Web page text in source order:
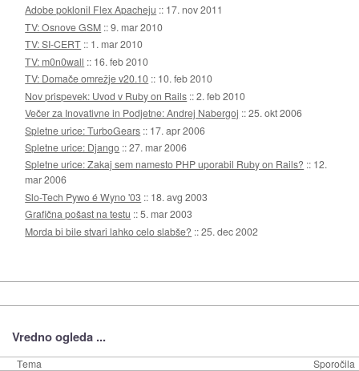
Adobe poklonil Flex Apacheju :: 17. nov 2011
TV: Osnove GSM ::9. mar 2010
TV: SI-CERT :: 1. mar 2010
TV: m0n0wall :: 16. feb 2010
TV: Domače omrežje v20.10 :: 10. feb 2010
Nov prispevek: Uvod v Ruby on Rails ::2. feb 2010
Večer za Inovativne in Podjetne: Andrej Nabergoj ::25. okt 2006
Spletne urice: TurboGears :: 17. apr 2006
Spletne urice: Django ::27. mar 2006
Spletne urice: Zakaj sem namesto PHP uporabil Ruby on Rails? :: 12.
mar 2006
Slo-Tech Pywo é Wyno '03 :: 18. avg 2003
Grafična pošast na testu ::5. mar 2003
Morda bi bile stvari lahko celo slabše? ::25. dec 2002
Vredno ogleda ...
Tema Sporočila